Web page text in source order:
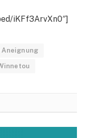
iKFf3ArvXn0″]